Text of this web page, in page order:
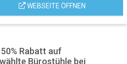
WEBSEITE ÖFFNEN
Rabatt auf
Bürostühle bei